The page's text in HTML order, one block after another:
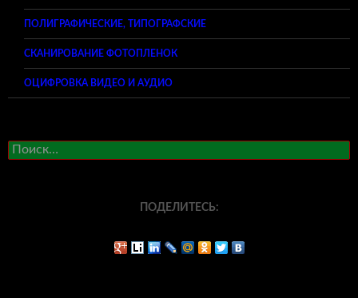
ПОЛИГРАФИЧЕСКИЕ, ТИПОГРАФСКИЕ
СКАНИРОВАНИЕ ФОТОПЛЕНОК
ОЦИФРОВКА ВИДЕО И АУДИО
Найти:
ПОДЕЛИТЕСЬ: